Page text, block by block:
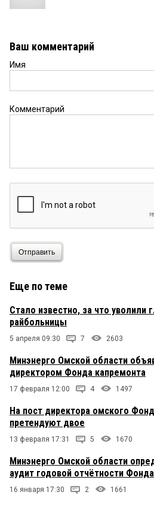
Ваш комментарий
Имя
Комментарий
Отправить
Еще по теме
Стало известно, за что уволили
райбольницы
5 апреля 09:30 7 2603
Минэнерго Омской области
директором Фонда капремонта
17 февраля 12:00 4 1497
На пост директора омского
претендуют двое
13 февраля 17:31 5 1670
Минэнерго Омской области
аудит годовой отчётности
16 января 17:30 2 1661